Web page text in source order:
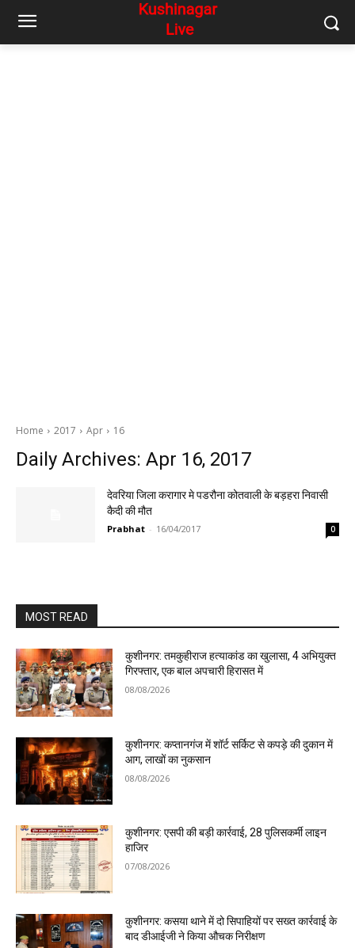
Home 2017 Apr 16
Daily Archives: Apr 16, 2017
देवरिया जिला करागार मे पडरौना कोतवाली के बड़हरा निवासी
कैदी की मौत
Prabhat - 16/04/2017 0
MOST READ
कुशीनगर: तमकुहीराज हत्याकांड का खुलासा, 4 अभियुक्त
गिरफ्तार, एक बाल अपचारी हिरासत में
08/08/2026
कुशीनगर: कप्तानगंज में शॉर्ट सर्किट से कपड़े की दुकान में
आग, लाखों का नुकसान
08/08/2026
कुशीनगर: एसपी की बड़ी कार्रवाई, 28 पुलिसकर्मी लाइन
हाजिर
07/08/2026
कुशीनगर: कसया थाने में दो सिपाहियों पर सख्त कार्रवाई के
बाद डीआईजी ने किया औचक निरीक्षण